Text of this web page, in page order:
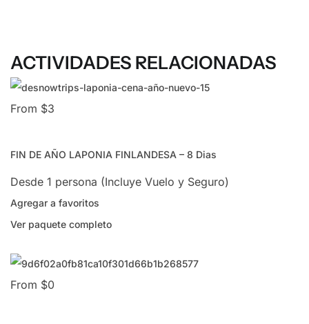
ACTIVIDADES RELACIONADAS
From $3
FIN DE AÑO LAPONIA FINLANDESA – 8 Dias
Desde 1 persona (Incluye Vuelo y Seguro)
Agregar a favoritos
Ver paquete completo
From $0